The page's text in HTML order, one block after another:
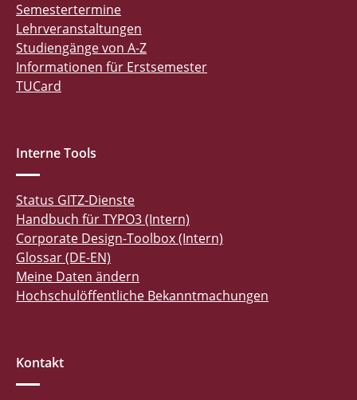
Semestertermine
Lehrveranstaltungen
Studiengänge von A-Z
Informationen für Erstsemester
TUCard
Interne Tools
Status GITZ-Dienste
Handbuch für TYPO3 (Intern)
Corporate Design-Toolbox (Intern)
Glossar (DE-EN)
Meine Daten ändern
Hochschulöffentliche Bekanntmachungen
Kontakt